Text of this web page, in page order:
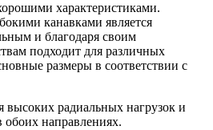
характеристиками.
канавками является
и благодаря своим
подходит для различных
размеры в соответствии с
радиальных нагрузок и
обоих направлениях.